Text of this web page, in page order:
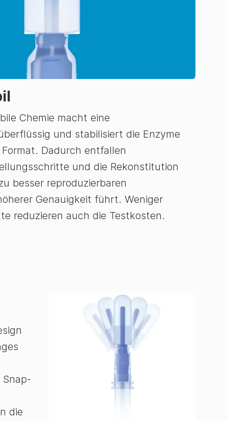
Chemie macht eine
und stabilisiert die Enzyme
Dadurch entfallen
und die Rekonstitution
besser reproduzierbaren
Genauigkeit führt. Weniger
reduzieren auch die Testkosten.
die